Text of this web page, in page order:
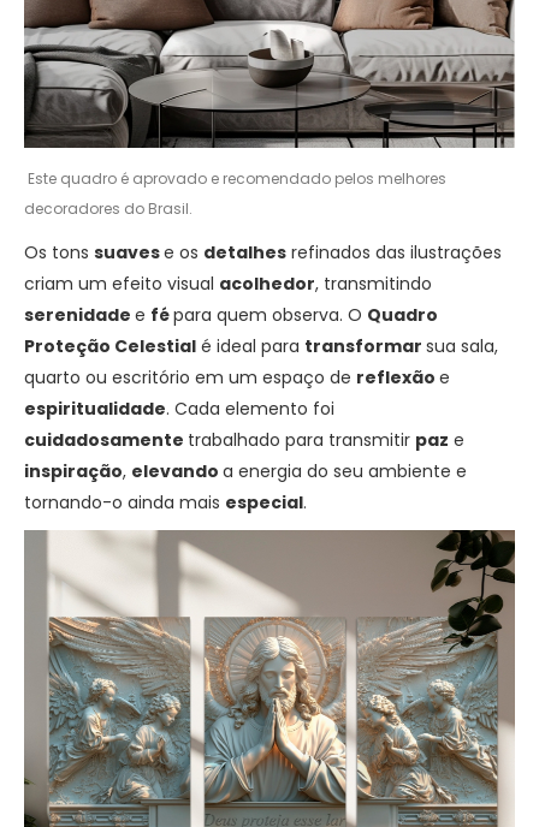
Este quadro é aprovado e recomendado pelos melhores
decoradores do Brasil.
Os tons suavese os detalhes refinados das ilustrações
criam um efeito visual acolhedor, transmitindo
serenidade e fépara quem observa. O Quadro
Proteção Celestial é ideal para transformar sua sala,
quarto ou escritório em um espaço de reflexão e
espiritualidade. Cada elemento foi
cuidadosamente trabalhado para transmitir paz e
inspiração, elevando a energia do seu ambiente e
tornando-o ainda mais especial.